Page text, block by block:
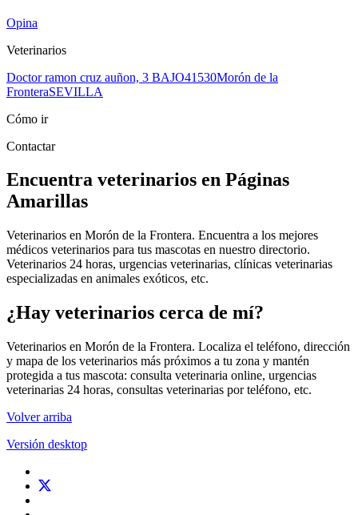
Opina
Veterinarios
Doctor ramon cruz auñon, 3 BAJO41530Morón de la
FronteraSEVILLA
Cómo ir
Contactar
Encuentra veterinarios en Páginas
Amarillas
Veterinarios en Morón de la Frontera. Encuentra a los mejores
médicos veterinarios para tus mascotas en nuestro directorio.
Veterinarios 24 horas, urgencias veterinarias, clínicas veterinarias
especializadas en animales exóticos, etc.
¿Hay veterinarios cerca de mí?
Veterinarios en Morón de la Frontera. Localiza el teléfono, dirección
y mapa de los veterinarios más próximos a tu zona y mantén
protegida a tus mascota: consulta veterinaria online, urgencias
veterinarias 24 horas, consultas veterinarias por teléfono, etc.
Volver arriba
Versión desktop